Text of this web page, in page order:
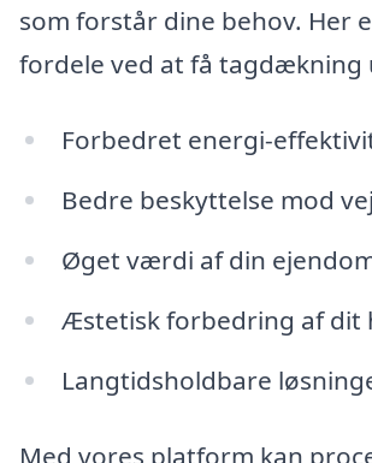
som forstår dine behov. Her
fordele ved at få tagdækning
Forbedret energi-
Bedre beskyttelse mod
Øget værdi af din
Æstetisk forbedring af dit
Langtidsholdbare